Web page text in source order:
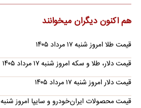
هم اکنون دیگران میخوانند
قیمت طلا امروز شنبه ۱۷ مرداد ۱۴۰۵
قیمت دلار، طلا و سکه امروز شنبه ۱۷ مرداد ۱۴۰۵
قیمت دلار امروز شنبه ۱۷ مرداد ۱۴۰۵
قیمت محصولات ایران‌خودرو و سایپا امروز شنبه ۱۷ مرداد ۱۴۰۵